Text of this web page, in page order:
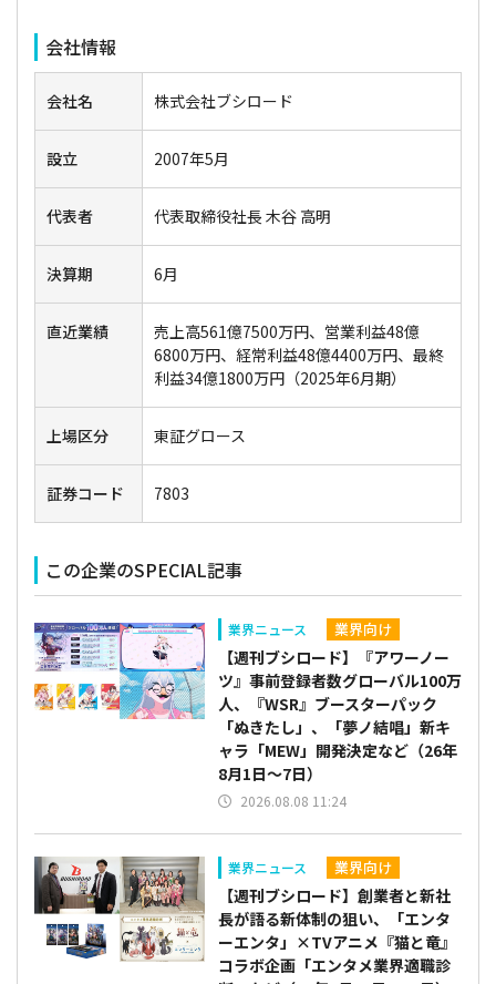
会社情報
会社名 株式会社ブシロード
設立 2007年5月
代表者 代表取締役社長 木谷 高明
決算期 6月
直近業績
売上高561億7500万円、営業利益48億
6800万円、経常利益48億4400万円、最終
利益34億1800万円（2025年6月期）
上場区分 東証グロース
証券コード 7803
この企業のSPECIAL記事
業界ニュース 業界向け
【週刊ブシロード】『アワーノー
ツ』事前登録者数グローバル100万
人、『WSR』ブースターパック
「ぬきたし」、「夢ノ結唱」新キ
ャラ「MEW」開発決定など（26年
8月1日～7日）
2026.08.08 11:24
業界ニュース 業界向け
【週刊ブシロード】創業者と新社
長が語る新体制の狙い、「エンタ
ーエンタ」×TVアニメ『猫と竜』
コラボ企画「エンタメ業界適職診